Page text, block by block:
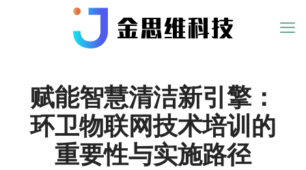
赋能智慧清洁新引擎：
环卫物联网技术培训的
重要性与实施路径